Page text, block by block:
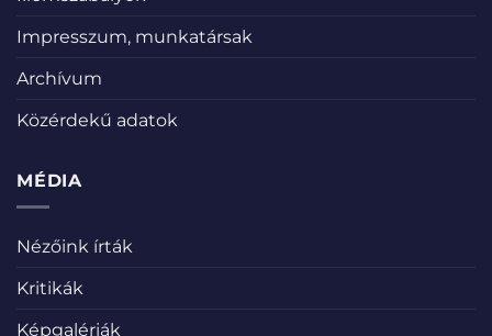
Impresszum, munkatársak
Archívum
Közérdekű adatok
MÉDIA
Nézőink írták
Kritikák
Képgalériák